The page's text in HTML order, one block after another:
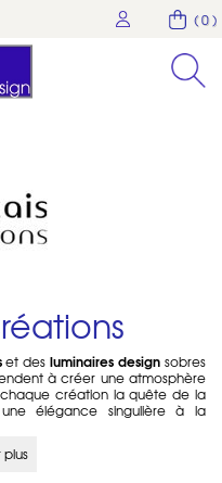
( 0 )
et desluminaires design sobres
à créer une atmosphère
création la quête de la
élégance singulière à la